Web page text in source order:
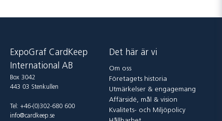
ExpoGraf CardKeep
International AB
Box 3042
443 03 Stenkullen
Tel: +46-(0)302-680 600
info@cardkeep.se
Det här är vi
Om oss
Företagets historia
Utmärkelser & engagemang
Affärsidé, mål & vision
Kvalitets- och Miljöpolicy